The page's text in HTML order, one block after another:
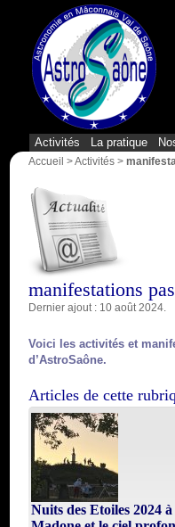
Activités La pratique
Accueil >Activités >
manifestations
Dernier ajout : 10 août 2024.
Voici les activités et
d’AstroSaône.
Articles de cette
Nuits des Etoiles 2024